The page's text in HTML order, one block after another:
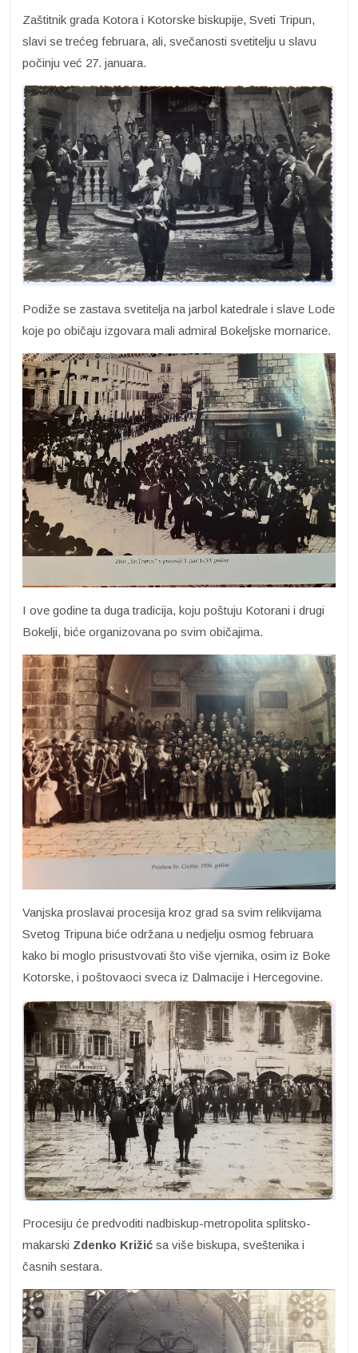
Zaštitnik grada Kotora i Kotorske biskupije, Sveti Tripun,
slavi se trećeg februara, ali, svečanosti svetitelju u slavu
počinju već 27. januara.
Podiže se zastava svetitelja na jarbol katedrale i slave Lode
koje po običaju izgovara mali admiral Bokeljske mornarice.
I ove godine ta duga tradicija, koju poštuju Kotorani i drugi
Bokelji, biće organizovana po svim običajima.
Vanjska proslavai procesija kroz grad sa svim relikvijama
Svetog Tripuna biće održana u nedjelju osmog februara
kako bi moglo prisustvovati što više vjernika, osim iz Boke
Kotorske, i poštovaoci sveca iz Dalmacije i Hercegovine.
Procesiju će predvoditi nadbiskup-metropolita splitsko-
makarski Zdenko Križić sa više biskupa, sveštenika i
časnih sestara.